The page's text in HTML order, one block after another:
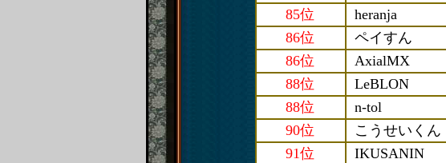
85位
heranja
86位
ペイすん
86位
AxialMX
88位
LeBLON
88位
n-tol
90位
こうせいくん
91位
IKUSANIN